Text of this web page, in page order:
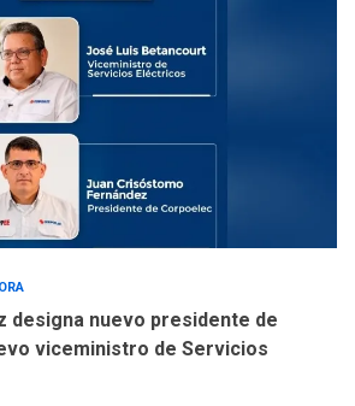
sanitarios y asumirse como
problema de orden público
REGIONALES
Alcaldía de Mariño climatiza
Núcleo del Sistema de
Orquestas Porlamar
designa nuevo presidente de
viceministro de Servicios